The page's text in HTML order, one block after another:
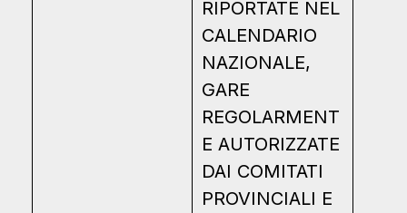
RIPORTATE NEL
CALENDARIO
NAZIONALE,
GARE
REGOLARMENT
E AUTORIZZATE
DAI COMITATI
PROVINCIALI E